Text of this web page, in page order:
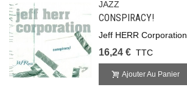
JAZZ
CONSPIRACY!
Jeff HERR Corporation
16,24 € TTC
Ajouter Au Panier